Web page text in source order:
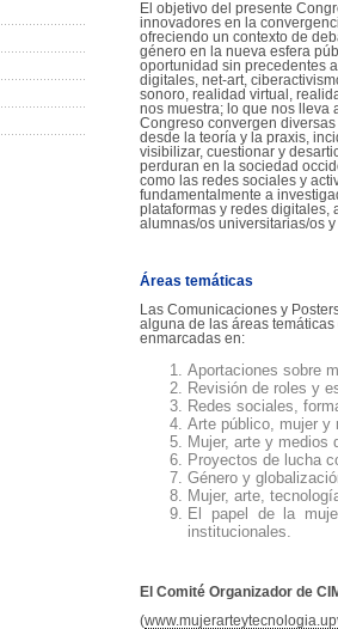
El objetivo del presente
innovadores en la
ofreciendo un contexto de
género en la nueva esfera
oportunidad sin precedentes
digitales, net-art,
sonoro, realidad virtual,
nos muestra; lo que nos lleva
Congreso convergen
desde la teoría y la praxis,
visibilizar, cuestionar y
perduran en la sociedad
como las redes sociales y
fundamentalmente a
plataformas y redes digitales,
alumnas/os universitarias/os
Áreas temáticas
Las Comunicaciones y
alguna de las áreas
enmarcadas en:
Aportaciones sobre
Revisión de roles y
Redes sociales,
Arte público, mujer y
Mujer, arte y medios
Proyectos de lucha
Género y
Mujer, arte,
El papel de la
institucionales.
El Comité Organizador de
(